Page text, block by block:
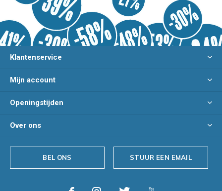
Klantenservice
Mijn account
Openingstijden
Over ons
BEL ONS STUUR EEN EMAIL